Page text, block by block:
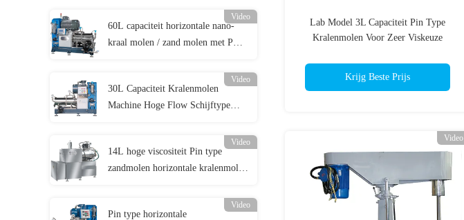
Video
60L capaciteit horizontale nano-
kraal molen / zand molen met PU
Video
30L Capaciteit Kralenmolen
Machine Hoge Flow Schijftype
Video
14L hoge viscositeit Pin type
zandmolen horizontale kralenmolen
Video
Pin type horizontale
Lab Model 3L Capaciteit Pin Type
Kralenmolen Voor Zeer Viskeuze
Krijg Beste Prijs
Video